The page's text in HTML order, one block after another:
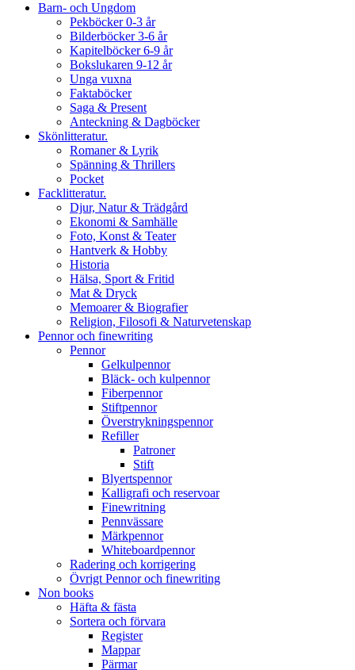
Barn- och Ungdom
Pekböcker 0-3 år
Bilderböcker 3-6 år
Kapitelböcker 6-9 år
Bokslukaren 9-12 år
Unga vuxna
Faktaböcker
Saga & Present
Anteckning & Dagböcker
Skönlitteratur.
Romaner & Lyrik
Spänning & Thrillers
Pocket
Facklitteratur.
Djur, Natur & Trädgård
Ekonomi & Samhälle
Foto, Konst & Teater
Hantverk & Hobby
Historia
Hälsa, Sport & Fritid
Mat & Dryck
Memoarer & Biografier
Religion, Filosofi & Naturvetenskap
Pennor och finewriting
Pennor
Gelkulpennor
Bläck- och kulpennor
Fiberpennor
Stiftpennor
Överstrykningspennor
Refiller
Patroner
Stift
Blyertspennor
Kalligrafi och reservoar
Finewritning
Pennvässare
Märkpennor
Whiteboardpennor
Radering och korrigering
Övrigt Pennor och finewriting
Non books
Häfta & fästa
Sortera och förvara
Register
Mappar
Pärmar